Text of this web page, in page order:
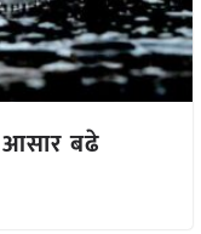
आसार बढे